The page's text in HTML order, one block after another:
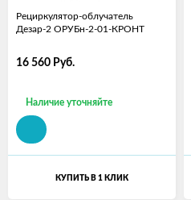
Рециркулятор-облучатель
Дезар-2 ОРУБн-2-01-КРОНТ
16 560 Руб.
Наличие уточняйте
КУПИТЬ В 1 КЛИК